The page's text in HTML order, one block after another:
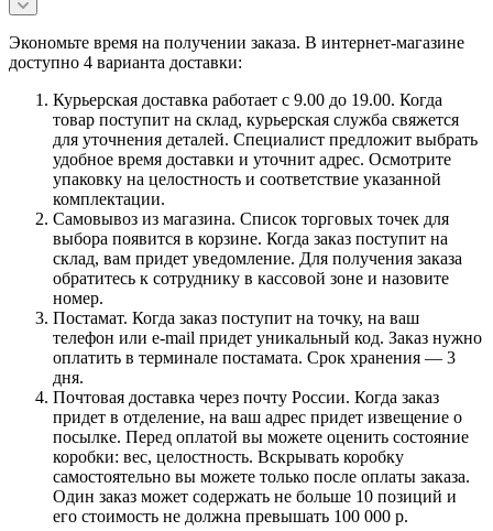
Экономьте время на получении заказа. В интернет-магазине
доступно 4 варианта доставки:
Курьерская доставка работает с 9.00 до 19.00. Когда
товар поступит на склад, курьерская служба свяжется
для уточнения деталей. Специалист предложит выбрать
удобное время доставки и уточнит адрес. Осмотрите
упаковку на целостность и соответствие указанной
комплектации.
Самовывоз из магазина. Список торговых точек для
выбора появится в корзине. Когда заказ поступит на
склад, вам придет уведомление. Для получения заказа
обратитесь к сотруднику в кассовой зоне и назовите
номер.
Постамат. Когда заказ поступит на точку, на ваш
телефон или e-mail придет уникальный код. Заказ нужно
оплатить в терминале постамата. Срок хранения — 3
дня.
Почтовая доставка через почту России. Когда заказ
придет в отделение, на ваш адрес придет извещение о
посылке. Перед оплатой вы можете оценить состояние
коробки: вес, целостность. Вскрывать коробку
самостоятельно вы можете только после оплаты заказа.
Один заказ может содержать не больше 10 позиций и
его стоимость не должна превышать 100 000 р.